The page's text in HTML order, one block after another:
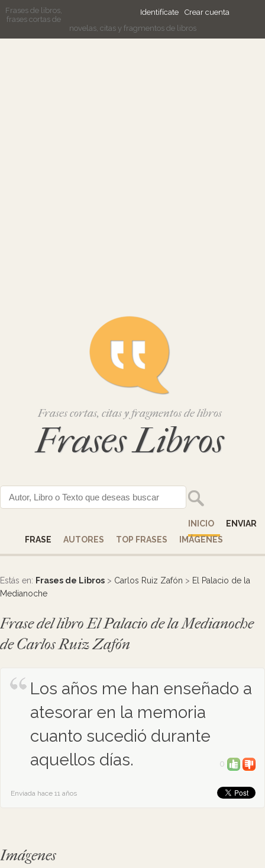
Identifícate Crear cuenta
Frases de libros,
frases cortas de
novelas, citas y fragmentos de libros
Frases cortas, citas y fragmentos de libros
Frases Libros
INICIO
ENVIAR
FRASE
AUTORES TOP FRASES IMÁGENES
Estás en: Frases de Libros > Carlos Ruiz Zafón > El Palacio de la
Medianoche
Frase del libro El Palacio de la Medianoche
de Carlos Ruiz Zafón
Los años me han enseñado a
atesorar en la memoria
cuanto sucedió durante
aquellos días.
0
Enviada hace 11 años
Imágenes